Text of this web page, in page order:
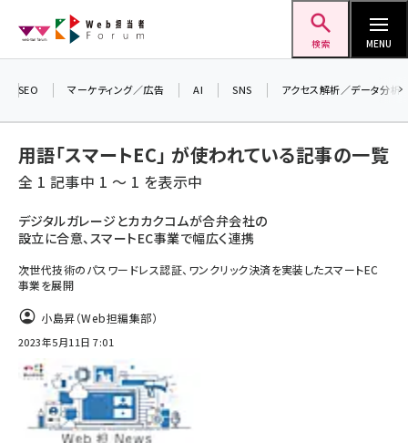
ン
検索 MENU
ai (2801)
youtube (2425)
セミナー (2301)
z世代 (1620)
meo (1274)
SEO マーケティング／広告 AI SNS アクセス解析／データ分析
用語「スマートEC」 が使われている記事の一覧
全 1 記事中 1 ～ 1 を表示中
デジタルガレージとカカクコムが合弁会社の
設立に合意、スマートEC事業で幅広く連携
次世代技術のパスワードレス認証、ワンクリック決済を実装したスマートEC
事業を展開
小島昇（Web担編集部）
2023年5月11日 7:01
7月24日で創刊20周年。ご回答者には抽選で
プレゼントを差し上げます！
▼アンケートページはこちらから▼